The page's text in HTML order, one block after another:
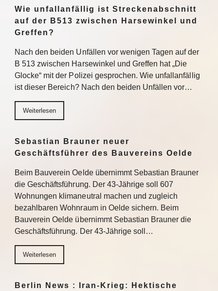
Wie unfallanfällig ist Streckenabschnitt
auf der B513 zwischen Harsewinkel und
Greffen?
Nach den beiden Unfällen vor wenigen Tagen auf der
B 513 zwischen Harsewinkel und Greffen hat „Die
Glocke“ mit der Polizei gesprochen. Wie unfallanfällig
ist dieser Bereich? Nach den beiden Unfällen vor…
Weiterlesen
Sebastian Brauner neuer
Geschäftsführer des Bauvereins Oelde
Beim Bauverein Oelde übernimmt Sebastian Brauner
die Geschäftsführung. Der 43-Jährige soll 607
Wohnungen klimaneutral machen und zugleich
bezahlbaren Wohnraum in Oelde sichern. Beim
Bauverein Oelde übernimmt Sebastian Brauner die
Geschäftsführung. Der 43-Jährige soll…
Weiterlesen
Berlin News : Iran-Krieg: Hektische